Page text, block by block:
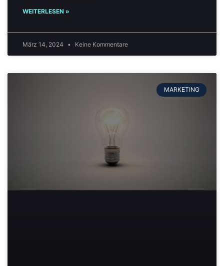
WEITERLESEN »
März 14, 2024 Keine Kommentare
MARKETING